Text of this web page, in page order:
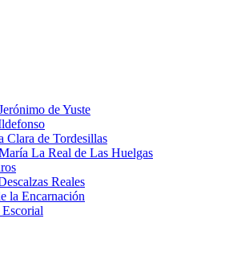
de Yuste
Clara de Tordesillas
La Real de Las Huelgas
Reales
la Encarnación